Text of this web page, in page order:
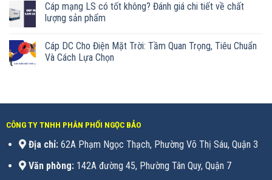
Cáp mạng LS có tốt không? Đánh giá chi tiết về chất
lượng sản phẩm
Cáp DC Cho Điện Mặt Trời: Tầm Quan Trọng, Tiêu Chuẩn
Và Cách Lựa Chọn
CÔNG TY TNHH PHÂN PHỐI NGỌC BẢO
Địa chỉ:62A Phạm Ngọc Thạch, Phường Võ Thị Sáu, Quận 3
Văn phòng:142A đường 45, Phường Tân Quy, Quận 7